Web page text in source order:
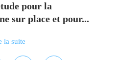
pour la
sur place et pour...
la suite